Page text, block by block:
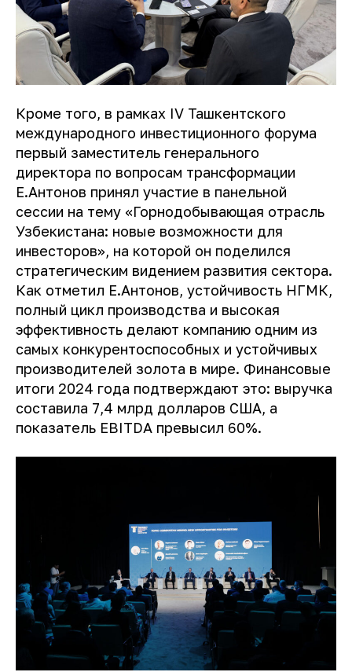
Кроме того, в рамках IV Ташкентского
международного инвестиционного форума
первый заместитель генерального
директора по вопросам трансформации
Е.Антонов принял участие в панельной
сессии на тему «Горнодобывающая отрасль
Узбекистана: новые возможности для
инвесторов», на которой он поделился
стратегическим видением развития сектора.
Как отметил Е.Антонов, устойчивость НГМК,
полный цикл производства и высокая
эффективность делают компанию одним из
самых конкурентоспособных и устойчивых
производителей золота в мире. Финансовые
итоги 2024 года подтверждают это: выручка
составила 7,4 млрд долларов США, а
показатель EBITDA превысил 60%.